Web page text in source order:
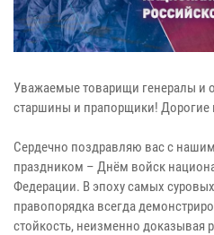
Уважаемые товарищи генералы и
старшины и прапорщики! Дорогие
Сердечно поздравляю вас с
праздником – Днём войск
Федерации. В эпоху самых
правопорядка всегда
стойкость, неизменно доказывая